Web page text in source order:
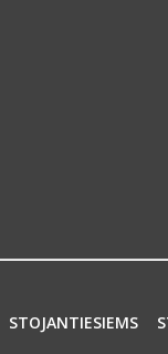
STOJANTIESIEMS